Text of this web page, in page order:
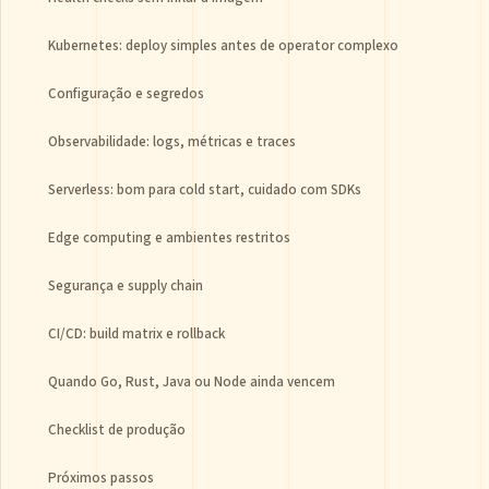
Kubernetes: deploy simples antes de operator complexo
Configuração e segredos
Observabilidade: logs, métricas e traces
Serverless: bom para cold start, cuidado com SDKs
Edge computing e ambientes restritos
Segurança e supply chain
CI/CD: build matrix e rollback
Quando Go, Rust, Java ou Node ainda vencem
Checklist de produção
Próximos passos